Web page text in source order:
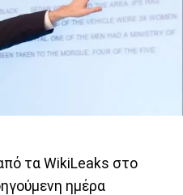
τα WikiLeaks στο
ημέρα